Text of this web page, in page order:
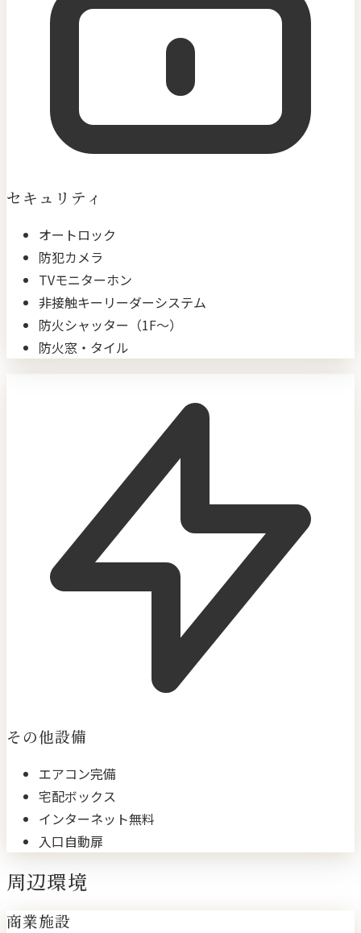
セキュリティ
オートロック
防犯カメラ
TVモニターホン
非接触キーリーダーシステム
防火シャッター（1F〜）
防火窓・タイル
その他設備
エアコン完備
宅配ボックス
インターネット無料
入口自動扉
周辺環境
商業施設